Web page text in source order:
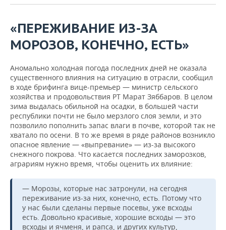
ХОККЕЙ С МЯЧОМ
ПРОИСШЕСТВИЯ
«ПЕРЕЖИВАНИЕ ИЗ-ЗА
МОРОЗОВ, КОНЕЧНО, ЕСТЬ»
Аномально холодная погода последних дней не оказала
существенного влияния на ситуацию в отрасли, сообщил
в ходе брифинга вице-премьер — министр сельского
хозяйства и продовольствия РТ Марат Зяббаров. В целом
зима выдалась обильной на осадки, в большей части
республики почти не было мерзлого слоя земли, и это
позволило пополнить запас влаги в почве, которой так не
хватало по осени. В то же время в ряде районов возникло
опасное явление — «выпревание» — из-за высокого
снежного покрова. Что касается последних заморозков,
аграриям нужно время, чтобы оценить их влияние:
— Морозы, которые нас затронули, на сегодня
переживание из-за них, конечно, есть. Потому что
у нас были сделаны первые посевы, уже всходы
есть. Довольно красивые, хорошие всходы — это
всходы и ячменя, и рапса, и других культур,